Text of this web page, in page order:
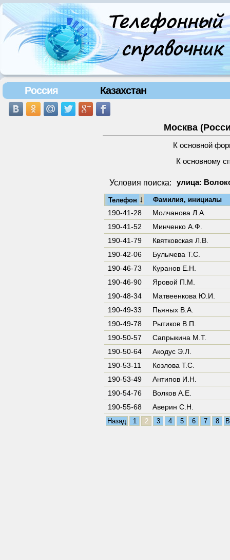
Россия Казахстан
Москва
К основной
К основному
Условия поиска: улица:
Телефон ↓ Фамилия, инициалы
190-41-28
Молчанова Л.А.
190-41-52
Минченко А.Ф.
190-41-79
Квятковская Л.В.
190-42-06
Булычева Т.С.
190-46-73
Куранов Е.Н.
190-46-90
Яровой П.М.
190-48-34
Матвеенкова Ю.И.
190-49-33
Пьяных В.А.
190-49-78
Рытиков В.П.
190-50-57
Сапрыкина М.Т.
190-50-64
Акодус Э.Л.
190-53-11
Козлова Т.С.
190-53-49
Антипов И.Н.
190-54-76
Волков А.Е.
190-55-68
Аверин С.Н.
Назад 1 2 3 4 5 6 7 8